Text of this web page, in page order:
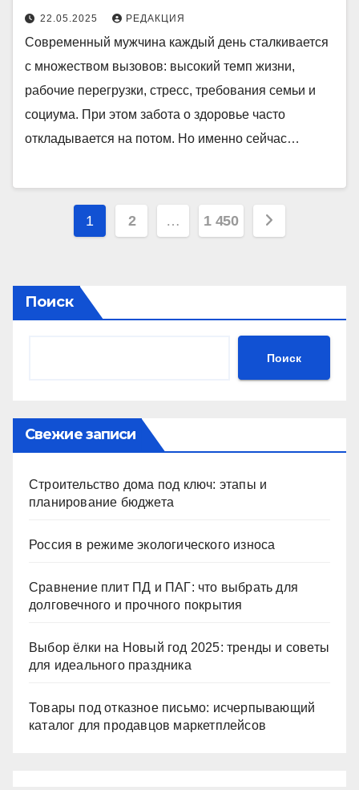
22.05.2025 РЕДАКЦИЯ
Современный мужчина каждый день сталкивается
с множеством вызовов: высокий темп жизни,
рабочие перегрузки, стресс, требования семьи и
социума. При этом забота о здоровье часто
откладывается на потом. Но именно сейчас…
Пагинация
1 2 … 1 450
Поиск
Поиск
Свежие записи
Строительство дома под ключ: этапы и
планирование бюджета
Россия в режиме экологического износа
Сравнение плит ПД и ПАГ: что выбрать для
долговечного и прочного покрытия
Выбор ёлки на Новый год 2025: тренды и советы
для идеального праздника
Товары под отказное письмо: исчерпывающий
каталог для продавцов маркетплейсов